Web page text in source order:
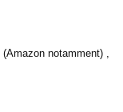
notamment) ,